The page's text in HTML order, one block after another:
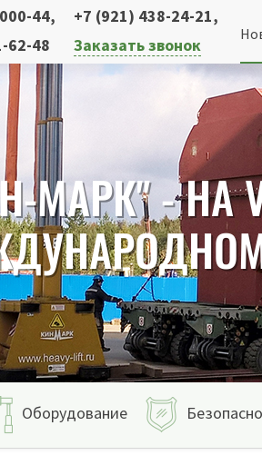
44, +7 (921) 438-24-21,
62-48
Заказать звонок
МАРК" - НА
Оборудование